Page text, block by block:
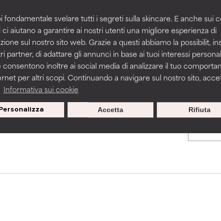
fondamentale svelare tutti i segreti sulla skincare. E anche sui
ci aiutano a garantire ai nostri utenti una migliore esperienza di
sul nostro sito web. Grazie a questi abbiamo la possibilit,
partner, di adattare gli annunci in base ai tuoi interessi
consentono inoltre ai social media di analizzare il tuo
per altri scopi. Continuando a navigare sul nostro sito,
Informativa sui cookie
Rifiuta
Accetta
*Ricorda che iscrivendoti al nostro corso verrai automaticamente iscritto
hanno accesso ad uno sconto di 10€ su una spesa minima di 40€.